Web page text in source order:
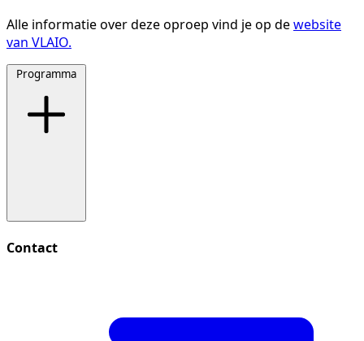
Alle informatie over deze oproep vind je op dewebsite
van VLAIO.
Programma
Contact